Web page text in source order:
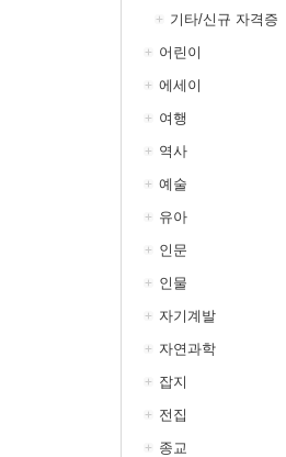
기타/신규 자격증
어린이
에세이
여행
역사
예술
유아
인문
인물
자기계발
자연과학
잡지
전집
종교